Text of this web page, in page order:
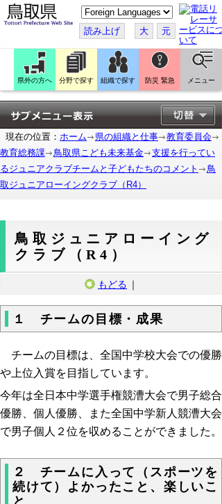
こ
の
ペ
ー
ジ
翻
訳
す
る
読み上げ 大 元
県外の方へ 分野で探す 組織で探す 防災 緊急 メニュー
現在の位置： ホーム 県の組織と仕事
教育委員会
教育総務課
鳥取県こども未来基金
支援を行ってい
るジュニアクラブチームと子どもたちのコメント
鳥
取ジュニアローイングクラブ（R4）
鳥取ジュニアローイング
クラブ（R4）
もどる ｜
１ チームの目標・成果
チームの目標は、全国中学校大会での優勝
や上位入賞を目指しています。
今年は全日本中学選手権競漕大会で男子総合
優勝、個人優勝、また全国中学新人競漕大会
で男子個人２位を収めることができました。
２ チームに入って（スポーツを
続けて）よかったこと、楽しいこ